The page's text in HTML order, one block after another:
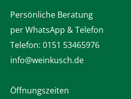
Persönliche Beratung
per WhatsApp & Telefon
Telefon: 0151 53465976
info@weinkusch.de
Öffnungszeiten